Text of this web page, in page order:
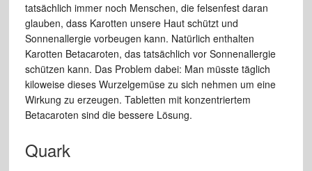
tatsächlich immer noch Menschen, die felsenfest daran
glauben, dass Karotten unsere Haut schützt und
Sonnenallergie vorbeugen kann. Natürlich enthalten
Karotten Betacaroten, das tatsächlich vor Sonnenallergie
schützen kann. Das Problem dabei: Man müsste täglich
kiloweise dieses Wurzelgemüse zu sich nehmen um eine
Wirkung zu erzeugen. Tabletten mit konzentriertem
Betacaroten sind die bessere Lösung.
Quark